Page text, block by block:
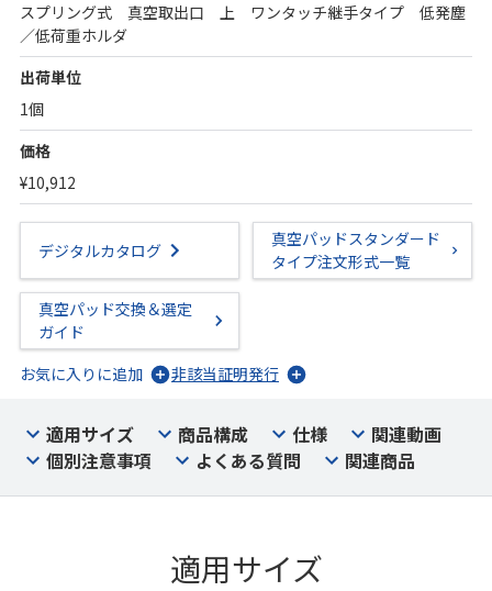
スプリング式 真空取出口 上 ワンタッチ継手タイプ 低発塵
／低荷重ホルダ
出荷単位
1個
価格
¥10,912
デジタルカタログ
真空パッドスタンダード
タイプ注文形式一覧
真空パッド交換＆選定
ガイド
お気に入りに追加
非該当証明発行
適用サイズ 商品構成 仕様
関連動画
個別注意事項
よくある質問 関連商品
適用サイズ